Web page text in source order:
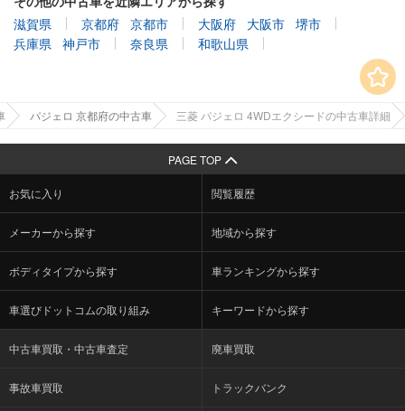
滋賀県
京都府 京都市 大阪府 大阪市 堺市
兵庫県 神戸市 奈良県 和歌山県
パジェロ 京都府の中古車 三菱 パジェロ 4WDエクシードの中古車詳細
PAGE TOP
お気に入り 閲覧履歴
メーカーから探す 地域から探す
ボディタイプから探す 車ランキングから探す
車選びドットコムの取り組み キーワードから探す
中古車買取・中古車査定 廃車買取
事故車買取 トラックバンク